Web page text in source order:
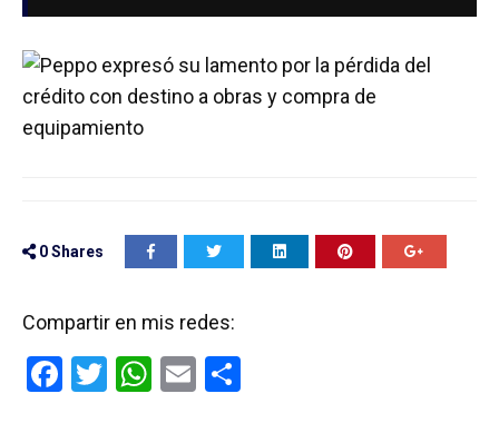
0Shares
Compartir en mis redes:
F
T
W E